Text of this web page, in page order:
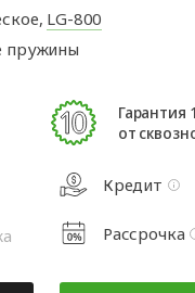
LG-800
пружины
Гарантия
от
Кредит
Рассрочка